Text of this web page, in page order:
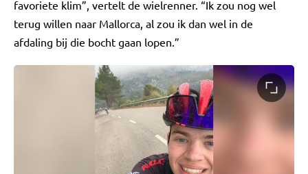
favoriete klim”, vertelt de wielrenner. “Ik zou nog wel
terug willen naar Mallorca, al zou ik dan wel in de
afdaling bij die bocht gaan lopen.”